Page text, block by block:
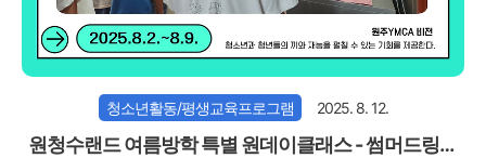
청소년활동/평생교육프로그램 2025. 8. 12.
원청수랜드 여름방학 특별 원데이클래스 - 썸머드링크